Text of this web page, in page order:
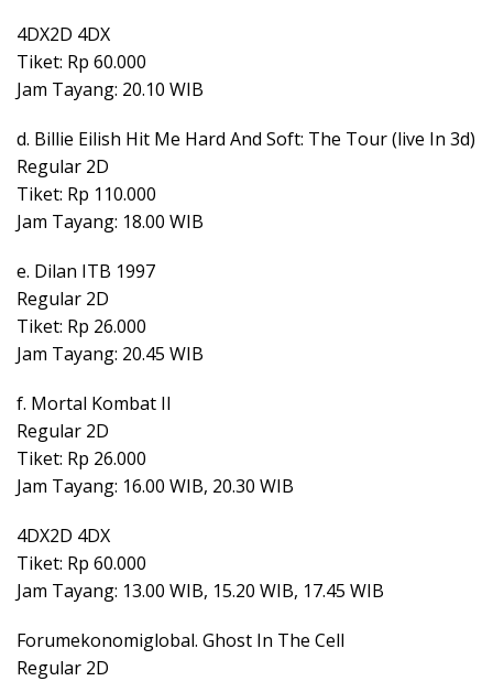
4DX2D 4DX
Tiket: Rp 60.000
Jam Tayang: 20.10 WIB
d. Billie Eilish Hit Me Hard And Soft: The Tour (live In 3d)
Regular 2D
Tiket: Rp 110.000
Jam Tayang: 18.00 WIB
e. Dilan ITB 1997
Regular 2D
Tiket: Rp 26.000
Jam Tayang: 20.45 WIB
f. Mortal Kombat II
Regular 2D
Tiket: Rp 26.000
Jam Tayang: 16.00 WIB, 20.30 WIB
4DX2D 4DX
Tiket: Rp 60.000
Jam Tayang: 13.00 WIB, 15.20 WIB, 17.45 WIB
Forumekonomiglobal. Ghost In The Cell
Regular 2D